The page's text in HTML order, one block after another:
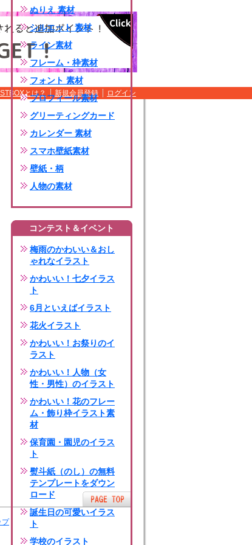
とは？ 新規会員登録 ログイン
ぬりえ 素材
シルエット 素材
ライン素材
フレーム・枠素材
フォント 素材
プロフィール素材
グリーティングカード
カレンダー 素材
スマホ壁紙素材
壁紙・柄
人物の素材
コンテスト＆イベント
梅雨のかわいい＆おし
ゃれなイラスト
かわいい！七夕イラス
ト
6月といえばイラスト
花火イラスト
かわいい！お祭りのイ
ラスト
かわいい！人物（女
性・男性）のイラスト
かわいい！花のフレー
ム・飾り枠イラスト素
材
保育園・園児のイラス
ト
熨斗紙（のし）の無料
テンプレートをダウン
ロード
誕生日の可愛いイラス
ト
学校のイラスト
プ